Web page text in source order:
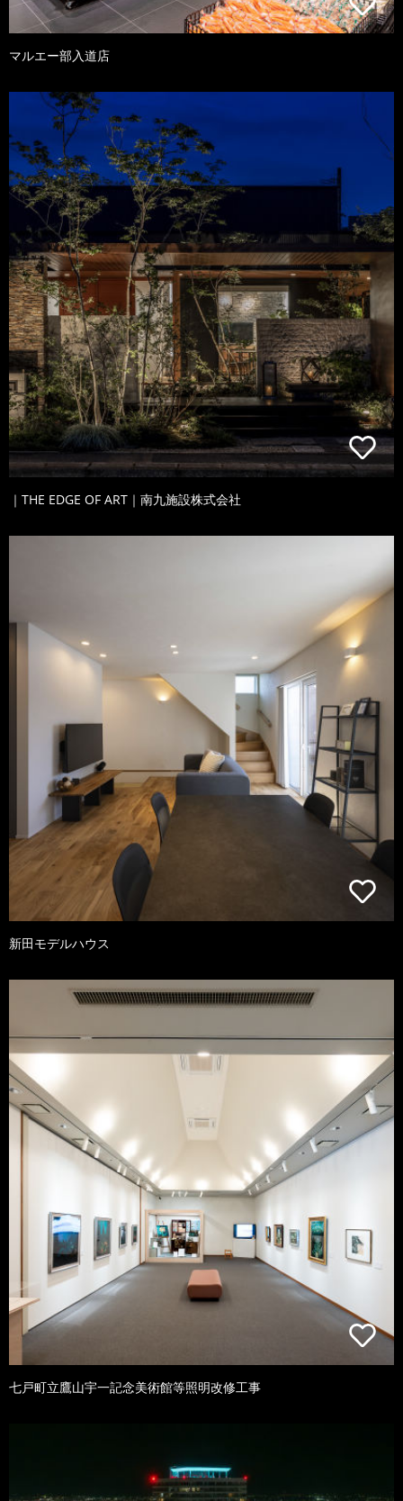
マルエー部入道店
｜THE EDGE OF ART｜南九施設株式会社
新田モデルハウス
七戸町立鷹山宇一記念美術館等照明改修工事